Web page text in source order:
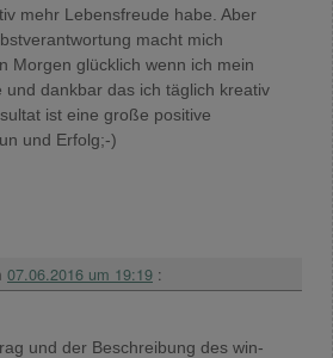
mehr Lebensfreude habe. Aber
macht mich
Morgen glücklich wenn ich mein
dankbar das ich täglich kreativ
ist eine große positive
und Erfolg;-)
07.06.2016 um 19:19 :
und der Beschreibung des win-